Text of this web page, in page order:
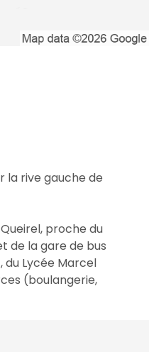
la rive gauche de
proche du
de la gare de bus
Lycée Marcel
(boulangerie,